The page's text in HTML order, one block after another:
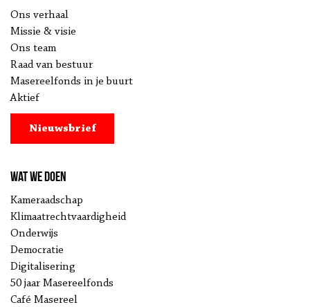
Ons verhaal
Missie & visie
Ons team
Raad van bestuur
Masereelfonds in je buurt
Aktief
Nieuwsbrief
Wat we doen
Kameraadschap
Klimaatrechtvaardigheid
Onderwijs
Democratie
Digitalisering
50 jaar Masereelfonds
Café Masereel